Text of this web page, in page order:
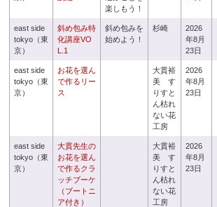
楽しもう！
east side
tokyo（東
京）
斜め包み特
化講座VO
L.1
斜め包みを
始めよう！
杉崎
2026
年8月
23日
east side
tokyo（東
京）
お花を選ん
で作るリー
ス
大貫裕
美 す
りすと
ん枯れ
ない花
工房
2026
年8月
23日
east side
tokyo（東
京）
大貫先生の
お花を選ん
で作るクラ
ッチブーケ
（ブートニ
ア付き）
大貫裕
美 す
りすと
ん枯れ
ない花
工房
2026
年8月
23日